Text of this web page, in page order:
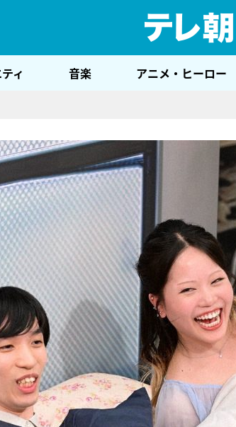
ィ 音楽 アニメ・ヒーロー